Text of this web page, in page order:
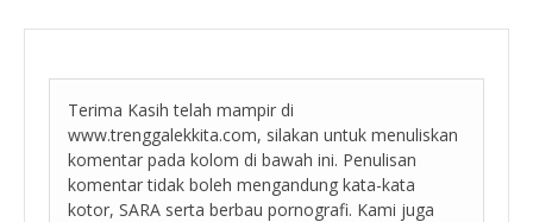
Terima Kasih telah mampir di
www.trenggalekkita.com, silakan untuk menuliskan
komentar pada kolom di bawah ini. Penulisan
komentar tidak boleh mengandung kata-kata
kotor, SARA serta berbau pornografi. Kami juga